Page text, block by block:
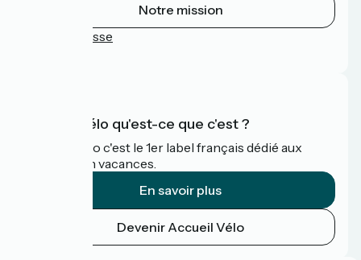
Notre mission
Espace Presse
Accueil Vélo qu'est-ce que c'est ?
Accueil Vélo c'est le 1er label français dédié aux
cyclistes en vacances.
En savoir plus
Devenir Accueil Vélo